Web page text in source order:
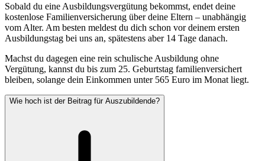
Sobald du eine Ausbildungsvergütung bekommst, endet deine
kostenlose Familienversicherung über deine Eltern – unabhängig
vom Alter. Am besten meldest du dich schon vor deinem ersten
Ausbildungstag bei uns an, spätestens aber 14 Tage danach.
Machst du dagegen eine rein schulische Ausbildung ohne
Vergütung, kannst du bis zum 25. Geburtstag familienversichert
bleiben, solange dein Einkommen unter 565 Euro im Monat liegt.
Wie hoch ist der Beitrag für Auszubildende?